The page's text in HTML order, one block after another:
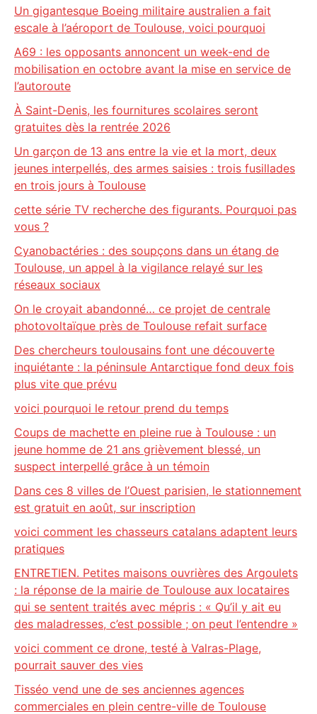
Un gigantesque Boeing militaire australien a fait
escale à l’aéroport de Toulouse, voici pourquoi
A69 : les opposants annoncent un week-end de
mobilisation en octobre avant la mise en service de
l’autoroute
À Saint-Denis, les fournitures scolaires seront
gratuites dès la rentrée 2026
Un garçon de 13 ans entre la vie et la mort, deux
jeunes interpellés, des armes saisies : trois fusillades
en trois jours à Toulouse
cette série TV recherche des figurants. Pourquoi pas
vous ?
Cyanobactéries : des soupçons dans un étang de
Toulouse, un appel à la vigilance relayé sur les
réseaux sociaux
On le croyait abandonné… ce projet de centrale
photovoltaïque près de Toulouse refait surface
Des chercheurs toulousains font une découverte
inquiétante : la péninsule Antarctique fond deux fois
plus vite que prévu
voici pourquoi le retour prend du temps
Coups de machette en pleine rue à Toulouse : un
jeune homme de 21 ans grièvement blessé, un
suspect interpellé grâce à un témoin
Dans ces 8 villes de l’Ouest parisien, le stationnement
est gratuit en août, sur inscription
voici comment les chasseurs catalans adaptent leurs
pratiques
ENTRETIEN. Petites maisons ouvrières des Argoulets
: la réponse de la mairie de Toulouse aux locataires
qui se sentent traités avec mépris : « Qu’il y ait eu
des maladresses, c’est possible ; on peut l’entendre »
voici comment ce drone, testé à Valras-Plage,
pourrait sauver des vies
Tisséo vend une de ses anciennes agences
commerciales en plein centre-ville de Toulouse